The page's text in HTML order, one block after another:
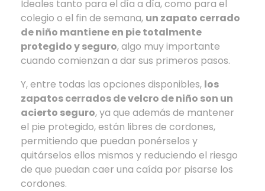
Ideales tanto para el día a día, como para el
colegio o el fin de semana, un zapato cerrado
de niño mantiene en pie totalmente
protegido y seguro, algo muy importante
cuando comienzan a dar sus primeros pasos.
Y, entre todas las opciones disponibles, los
zapatos cerrados de velcro de niño son un
acierto seguro, ya que además de mantener
el pie protegido, están libres de cordones,
permitiendo que puedan ponérselos y
quitárselos ellos mismos y reduciendo el riesgo
de que puedan caer una caída por pisarse los
cordones.